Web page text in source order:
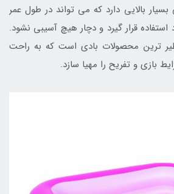
بسیار بالایی دارد که می تواند در طول عمر
استفاده قرار گیرد و دچار هیچ آسیبی نشود.
ترین محصولات بادی است که به راحت
بازی و تفریح را مهیا سازد.